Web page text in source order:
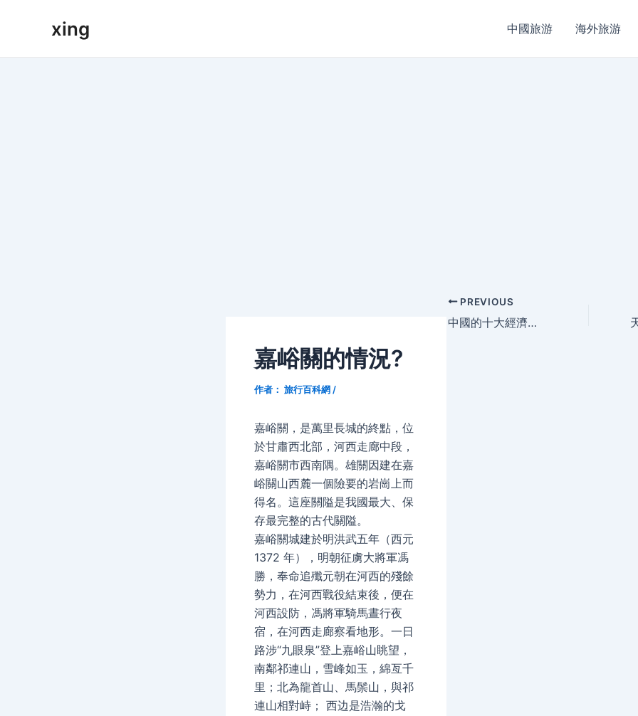
xing 中國旅游 海外旅游
嘉峪關的情況?
作者： 旅行百科網 /
嘉峪關，是萬里長城的終點，位
於甘肅西北部，河西走廊中段，
嘉峪關市西南隅。雄關因建在嘉
峪關山西麓一個險要的岩崗上而
得名。這座關隘是我國最大、保
存最完整的古代關隘。
嘉峪關城建於明洪武五年（西元
1372 年），明朝征虜大將軍馮
勝，奉命追殲元朝在河西的殘餘
勢力，在河西戰役結束後，便在
河西設防，馮將軍騎馬晝行夜
宿，在河西走廊察看地形。一日
路涉“九眼泉”登上嘉峪山眺望，
南鄰祁連山，雪峰如玉，綿亙千
里；北為龍首山、馬鬃山，與祁
連山相對峙； 西边是浩瀚的戈
Post
navigation
PREVIOUS
中國的十大經濟開發區是？